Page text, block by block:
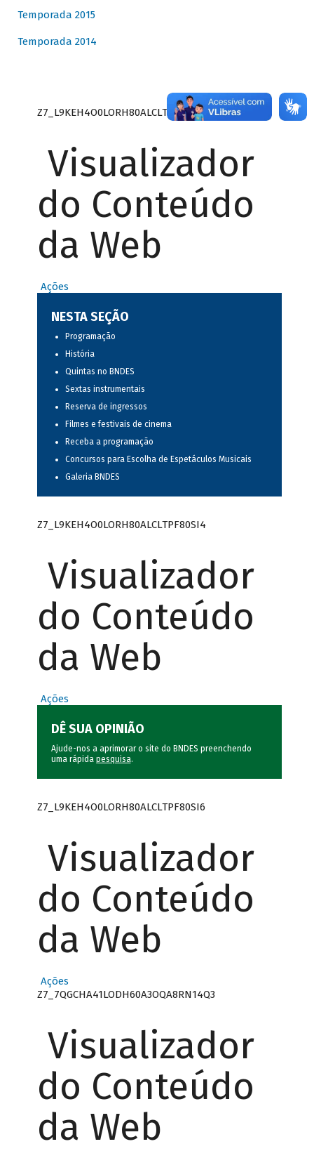
Temporada 2015
Temporada 2014
Z7_L9KEH4O0LORH80ALCLTPF80S27
Visualizador
do Conteúdo
da Web
Ações
NESTA SEÇÃO
Programação
História
Quintas no BNDES
Sextas instrumentais
Reserva de ingressos
Filmes e festivais de cinema
Receba a programação
Concursos para Escolha de Espetáculos Musicais
Galeria BNDES
Z7_L9KEH4O0LORH80ALCLTPF80SI4
Visualizador
do Conteúdo
da Web
Ações
DÊ SUA OPINIÃO
Ajude-nos a aprimorar o site do BNDES preenchendo
uma rápida pesquisa.
Z7_L9KEH4O0LORH80ALCLTPF80SI6
Visualizador
do Conteúdo
da Web
Ações
Z7_7QGCHA41LODH60A3OQA8RN14Q3
Visualizador
do Conteúdo
da Web